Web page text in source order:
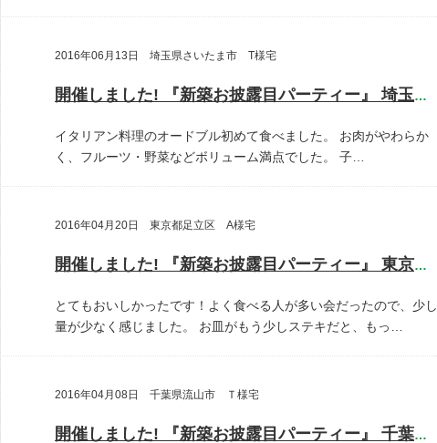
2016年06月13日 埼玉県さいたま市 T様宅
開催しました! 『新築お披露目パーティー』 埼玉県さいたま市 T様宅
イタリアン料理のオードブル初めて食べました。
お肉がやわらか
く、フルーツ・野菜などボリューム満点でした。
子…
2016年04月20日 東京都足立区 A様宅
開催しました! 『新築お披露目パーティー』 東京都足立区 A様宅
とてもおいしかったです！よく食べる人が多い会だったので、少し
量が少なく感じました。
お皿がもう少しステキだと、もっ…
2016年04月08日 千葉県流山市 Ｔ様宅
開催しました! 『新築お披露目パーティー』 千葉県流山市 T様宅